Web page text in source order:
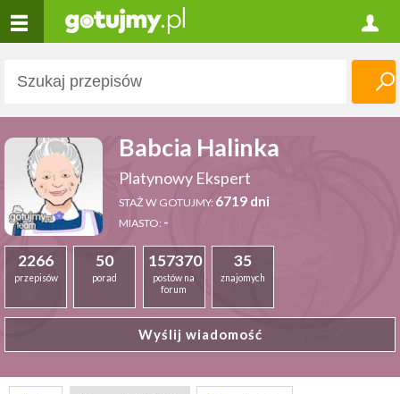
Babcia Halinka
Platynowy Ekspert
STAŻ W GOTUJMY: 6719 dni
MIASTO: -
2266
przepisów
50
porad
157370
postów na
forum
35
znajomych
Wyślij wiadomość